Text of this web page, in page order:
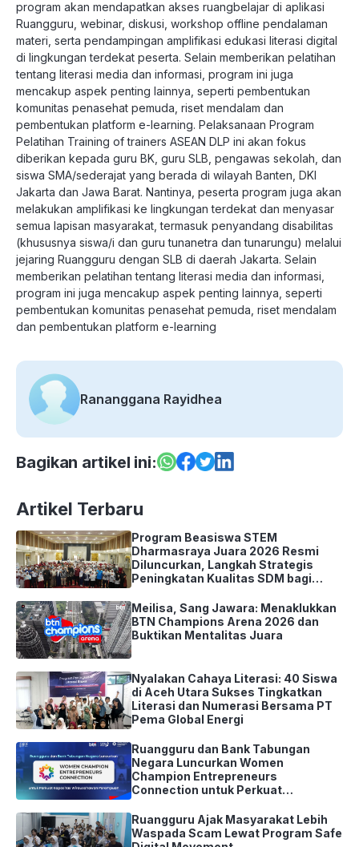
program akan mendapatkan akses ruangbelajar di aplikasi
Ruangguru, webinar, diskusi, workshop offline pendalaman
materi, serta pendampingan amplifikasi edukasi literasi digital
di lingkungan terdekat peserta. Selain memberikan pelatihan
tentang literasi media dan informasi, program ini juga
mencakup aspek penting lainnya, seperti pembentukan
komunitas penasehat pemuda, riset mendalam dan
pembentukan platform e-learning. Pelaksanaan Program
Pelatihan Training of trainers ASEAN DLP ini akan fokus
diberikan kepada guru BK, guru SLB, pengawas sekolah, dan
siswa SMA/sederajat yang berada di wilayah Banten, DKI
Jakarta dan Jawa Barat. Nantinya, peserta program juga akan
melakukan amplifikasi ke lingkungan terdekat dan menyasar
semua lapisan masyarakat, termasuk penyandang disabilitas
(khususnya siswa/i dan guru tunanetra dan tunarungu) melalui
jejaring Ruangguru dengan SLB di daerah Jakarta. Selain
memberikan pelatihan tentang literasi media dan informasi,
program ini juga mencakup aspek penting lainnya, seperti
pembentukan komunitas penasehat pemuda, riset mendalam
dan pembentukan platform e-learning
Rananggana Rayidhea
Bagikan artikel ini:
Artikel Terbaru
Program Beasiswa STEM
Dharmasraya Juara 2026 Resmi
Diluncurkan, Langkah Strategis
Peningkatan Kualitas SDM bagi
Meilisa, Sang Jawara: Menaklukkan
BTN Champions Arena 2026 dan
Buktikan Mentalitas Juara
Nyalakan Cahaya Literasi: 40 Siswa
di Aceh Utara Sukses Tingkatkan
Literasi dan Numerasi Bersama PT
Pema Global Energi
Ruangguru dan Bank Tabungan
Negara Luncurkan Women
Champion Entrepreneurs
Connection untuk Perkuat
Perempuan
Ruangguru Ajak Masyarakat Lebih
Waspada Scam Lewat Program Safe